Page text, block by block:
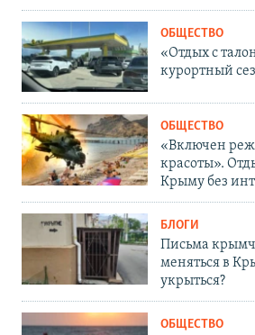
ОБЩЕСТВО
«Отдых с
курортный
ОБЩЕСТВО
«Включен
красоты».
Крыму без
БЛОГИ
Письма
меняться в
укрыться?
ОБЩЕСТВО